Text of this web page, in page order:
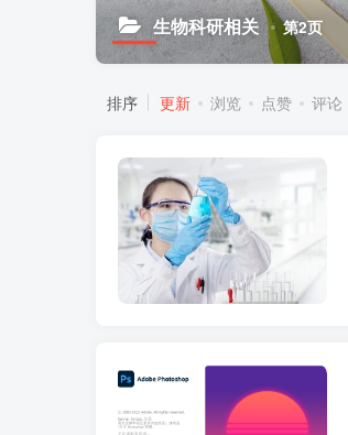
生物科研相关 第2页
排序 更新 浏览 点赞 评论